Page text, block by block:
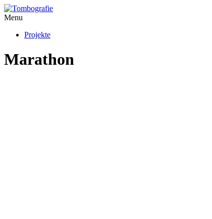
Menu
Projekte
Marathon